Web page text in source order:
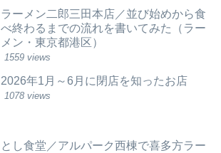
ラーメン二郎三田本店／並び始めから食
べ終わるまでの流れを書いてみた（ラー
メン・東京都港区）
1559 views
2026年1月～6月に閉店を知ったお店
1078 views
とし食堂／アルパーク西棟で喜多方ラー